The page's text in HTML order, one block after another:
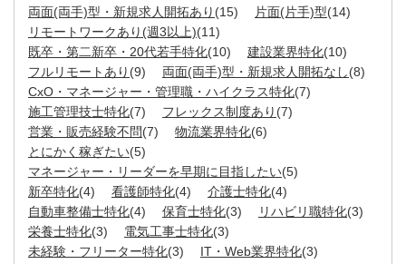
両面(両手)型・新規求人開拓あり (15) 片面(片手)型(14)
リモートワークあり(週3以上)(11)
既卒・第二新卒・20代若手特化(10) 建設業界特化(10)
フルリモートあり (9) 両面(両手)型・新規求人開拓なし(8)
CxO・マネージャー・管理職・ハイクラス特化(7)
施工管理技士特化(7) フレックス制度あり (7)
営業・販売経験不問(7) 物流業界特化(6)
とにかく稼ぎたい(5)
マネージャー・リーダーを早期に目指したい(5)
新卒特化(4) 看護師特化(4) 介護士特化(4)
自動車整備士特化(4) 保育士特化(3) リハビリ職特化(3)
栄養士特化(3) 電気工事士特化(3)
未経験・フリーター特化(3) IT・Web業界特化(3)